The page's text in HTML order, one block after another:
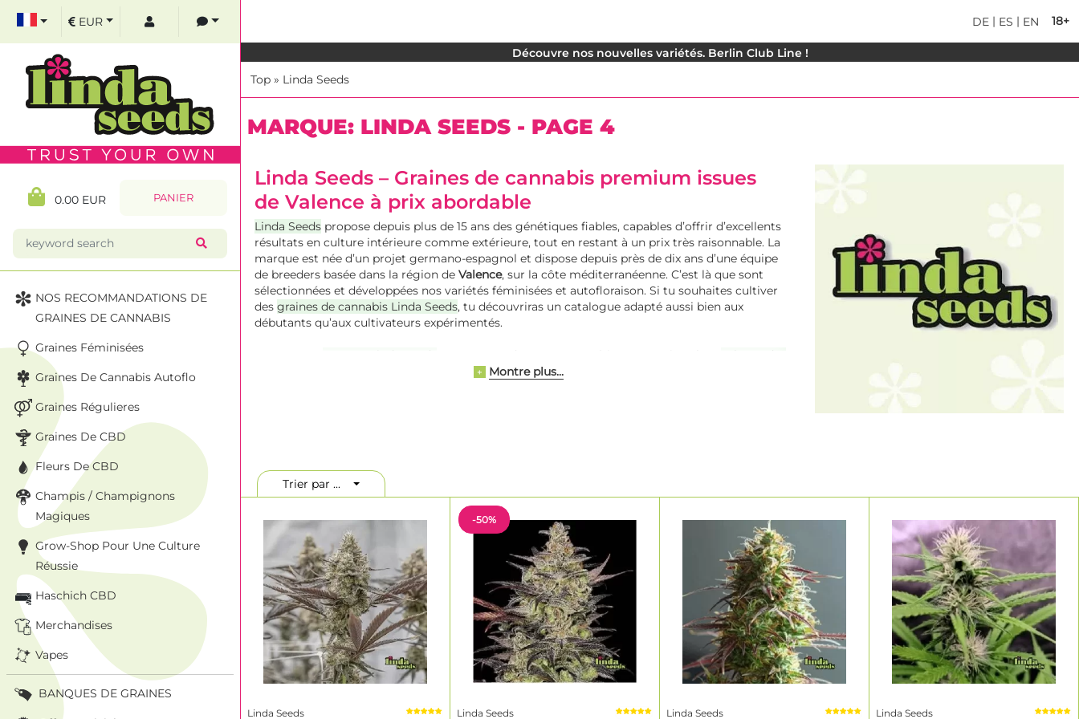
18+
DE | ES | EN
Découvre nos nouvelles variétés. Berlin Club Line !
Top » Linda Seeds
MARQUE: LINDA SEEDS - PAGE 4
Linda Seeds – Graines de cannabis premium issues
de Valence à prix abordable
Linda Seeds propose depuis plus de 15 ans des génétiques fiables, capables d’offrir d’excellents
résultats en culture intérieure comme extérieure, tout en restant à un prix très raisonnable. La
marque est née d’un projet germano-espagnol et dispose depuis près de dix ans d’une équipe
de breeders basée dans la région de Valence, sur la côte méditerranéenne. C’est là que sont
sélectionnées et développées nos variétés féminisées et autofloraison. Si tu souhaites cultiver
des graines de cannabis Linda Seeds, tu découvriras un catalogue adapté aussi bien aux
débutants qu’aux cultivateurs expérimentés.
marque Linda Seeds
acheter des
avec des génétiques originales et des prix justes. Beaucoup de clients
région deValencenous permet de tester les lignées dans des conditions variées avant de les
proposer à la vente. Toutes nos plantes mères sont surveillées, testées et sélectionnées avec
soin, ce qui garantitun excellent rapport qualité-prix.
Pourquoi Linda Seeds est une référence
Toutes les génétiques Linda Seeds sont développées, testées et optimisées dans des
conditions contrôlées. Nous réalisons des tests de germination réguliers, un suivi sanitaire
rigoureux et travaillons avec des plantes mères vigoureuses issues de réseaux internationaux.
Combiné au travail de breeding réalisé à Valence, cela donne des
graines Linda Seeds
abordablesavec une croissance rapide et stable.
Nos variétés sont appréciées dans de nombreux pays d’Europe, en culture indoor comme en
outdoor. Elles s’adaptent facilement à différents climats et espaces de culture, du placard de
+ Montre plus...
Trier par ...
Linda Seeds
-50%
Linda Seeds Linda Seeds Linda Seeds
EUR
0.00 EUR PANIER
NOS RECOMMANDATIONS DE
GRAINES DE CANNABIS
Graines Féminisées
Graines De Cannabis Autoflo
Graines Régulieres
Graines De CBD
Fleurs De CBD
Champis / Champignons
Magiques
Grow-Shop Pour Une Culture
Réussie
Haschich CBD
Merchandises
Vapes
BANQUES DE GRAINES